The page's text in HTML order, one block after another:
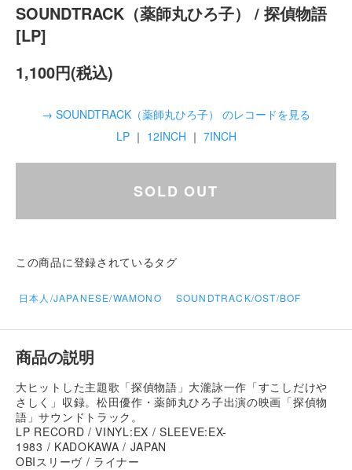
SOUNDTRACK（薬師丸ひろ子） / 探偵物語
[LP]
1,100円(税込)
→ SOUNDTRACK（薬師丸ひろ子） のレコードを見る
LP｜ 12INCH ｜ 7INCH
SOLD OUT
この商品に登録されているタグ
日本人/JAPANESE/WAMONO SOUNDTRACK/OST/BOF
商品の説明
大ヒットした主題歌「探偵物語」大瀧詠一作「すこしだけや
さしく」収録。松田優作・薬師丸ひろ子出演の映画「探偵物
語」サウンドトラック。
LP RECORD / VINYL:EX / SLEEVE:EX-
1983 / KADOKAWA / JAPAN
OBIスリーヴ / ライナー